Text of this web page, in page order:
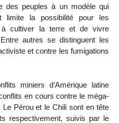
des peuples à un modèle qui
limite la possibilité pour les
à cultiver la terre et de vivre
autres se distinguent les
et contre les fumigations
miniers d’Amérique latine
en cours contre le méga-
Pérou et le Chili sont en tête
respectivement, suivis par le